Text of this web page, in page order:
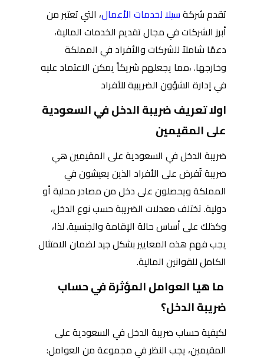
تقدم شركةسيلا لخدمات الأعمال، التي تعتبر من
أبرز الشركات في مجال تقديم الخدمات المالية،
دعمًا شاملاً للشركات والأفراد في المملكة
وخارجها. ،مما يجعلهم شريكاً يمكن الاعتماد عليه
في إدارة الشؤون الضريبية للأفراد
اولا تعريف ضريبة الدخل في السعودية
على المقيمين
ضريبة الدخل في السعودية على المقيمين هي
ضريبة تُفرض على الأفراد الذين يعيشون في
المملكة ويحصلون على دخل من مصادر محلية أو
دولية. تختلف معدلات الضريبة حسب نوع الدخل،
وكذلك على أساس حالة الإقامة والجنسية. لذا،
يجب فهم هذه المعايير بشكل جيد لضمان الامتثال
الكامل للقوانين المالية.
ما هيا العوامل المؤثرة في حساب
ضريبة الدخل؟
لكيفية حساب ضريبة الدخل في السعودية على
المقيمين، يجب النظر في مجموعة من العوامل: